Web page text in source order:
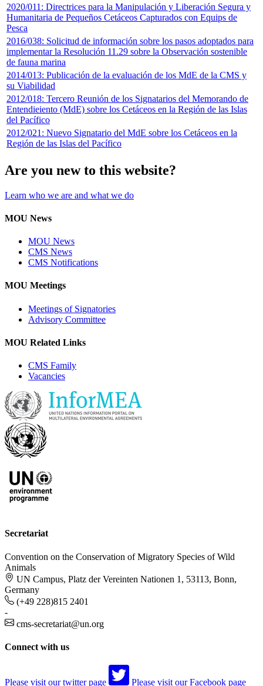
2020/011: Directrices para la Manipulación y Liberación Segura y
Humanitaria de Pequeños Cetáceos Capturados con Equips de
Pesca
2016/038: Solicitud de información sobre los pasos adoptados para
implementar la Resolución 11.29 sobre la Observación sostenible
de fauna marina
2014/013: Publicación de la evaluación de los MdE de la CMS y
su Viabilidad
2012/018: Tercero Reunión de los Signatarios del Memorando de
Entendieiento (MdE) sobre los Cetáceos en la Región de las Islas
del Pacífico
2012/021: Nuevo Signatario del MdE sobre los Cetáceos en la
Región de las Islas del Pacífico
Are you new to this website?
Learn who we are and what we do
MOU News
MOU News
CMS News
CMS Notifications
MOU Meetings
Meetings of Signatories
Advisory Committee
MOU Related Links
CMS Family
Vacancies
Secretariat
Convention on the Conservation of Migratory Species of Wild
Animals
UN Campus, Platz der Vereinten Nationen 1, 53113, Bonn,
Germany
(+49 228)815 2401
-
cms-secretariat@un.org
Connect with us
Please visit our twitter page Please visit our Facebook page